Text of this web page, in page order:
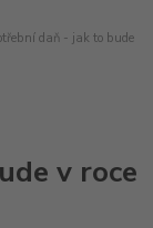
daň - jak to bude
v roce